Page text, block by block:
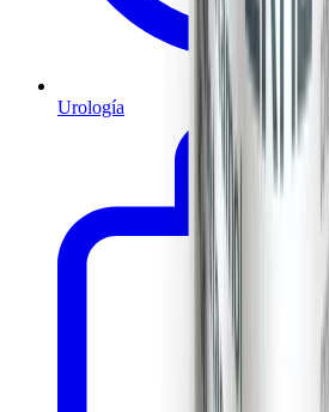
Urología